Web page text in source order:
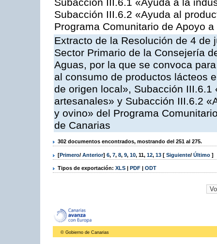
Subacción III.6.1 «Ayuda a la
Subacción III.6.2 «Ayuda al
Programa Comunitario de Apoyo
Extracto de la Resolución de 4
Sector Primario de la Consejería
Aguas, por la que se convoca
al consumo de productos lácteos
de origen local», Subacción
artesanales» y Subacción III.6.2
y ovino» del Programa
de Canarias
302 documentos encontrados, mostrando del 251 al 275.
[Primero/ Anterior] 6, 7, 8, 9, 10, 11, 12, 13 [ Siguiente/ Último ]
Tipos de exportación: XLS | PDF | ODT
© Gobierno de Canarias